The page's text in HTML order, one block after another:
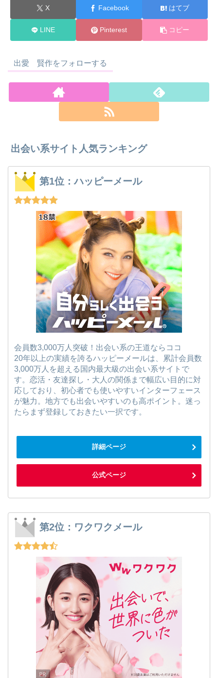
X Facebook はてブ
LINE Pinterest コピー
出愛 賢作をフォローする
出会い系サイト人気ランキング
第1位：ハッピーメール
会員数3,000万人突破！出会い系の王道ならココ
20年以上の実績を誇るハッピーメールは、累計会員数
3,000万人を超える国内最大級の出会い系サイトで
す。恋活・友達探し・大人の関係まで幅広い目的に対
応しており、初心者でも使いやすいインターフェース
が魅力。地方でも出会いやすいのも高ポイント。迷っ
たらまず登録しておきたい一択です。
詳細ページ
公式ページ
第2位：ワクワクメール